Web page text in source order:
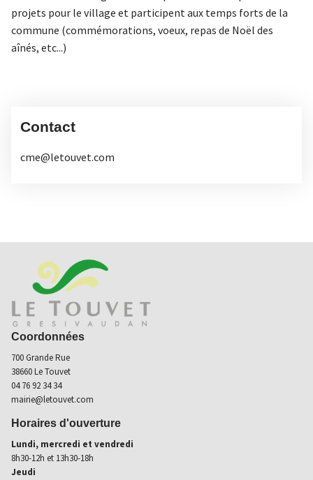
projets pour le village et participent aux temps forts de la
commune (commémorations, voeux, repas de Noël des
aînés, etc...)
Contact
cme@letouvet.com
Coordonnées
700 Grande Rue
38660 Le Touvet
04 76 92 34 34
mairie@letouvet.com
Horaires d'ouverture
Lundi, mercredi et vendredi
8h30-12h et 13h30-18h
Jeudi